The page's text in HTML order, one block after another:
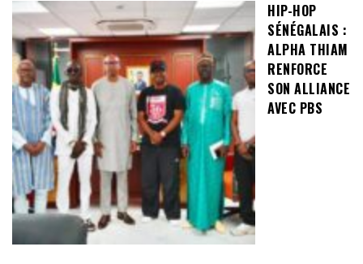
HIP-HOP
SÉNÉGALAIS :
ALPHA THIAM
RENFORCE
SON ALLIANCE
AVEC PBS